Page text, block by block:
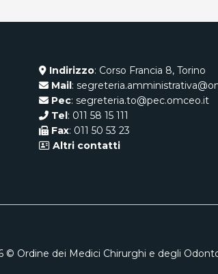
Indirizzo: Corso Francia 8, Torino
Mail:
Pec: segreteria.to@pec.omceo.it
Tel: 011 58 15 111
Fax: 011 50 53 23
Altri contatti
© Ordine dei Medici Chirurghi e degli